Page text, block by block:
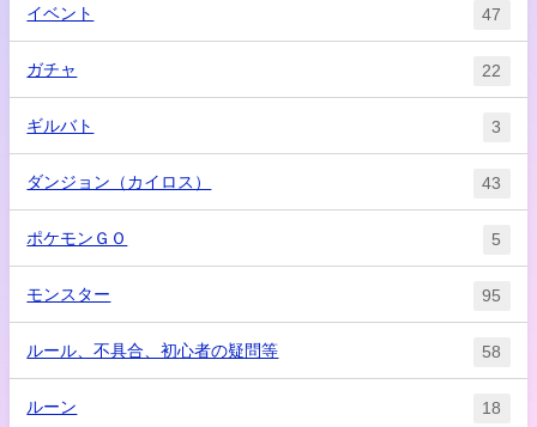
イベント 47
ガチャ 22
ギルバト 3
ダンジョン（カイロス） 43
ポケモンＧＯ 5
モンスター 95
ルール、不具合、初心者の疑問等 58
ルーン 18